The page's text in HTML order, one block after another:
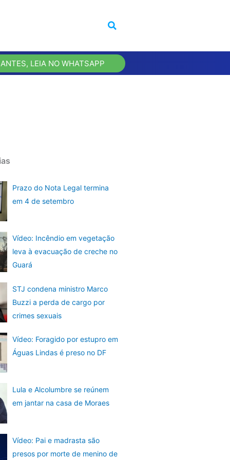
LEIA NO WHATSAPP
Prazo do Nota Legal termina
em 4 de setembro
Vídeo: Incêndio em vegetação
leva à evacuação de creche no
Guará
STJ condena ministro Marco
Buzzi a perda de cargo por
crimes sexuais
Vídeo: Foragido por estupro em
Águas Lindas é preso no DF
Lula e Alcolumbre se reúnem
em jantar na casa de Moraes
Vídeo: Pai e madrasta são
presos por morte de menino de